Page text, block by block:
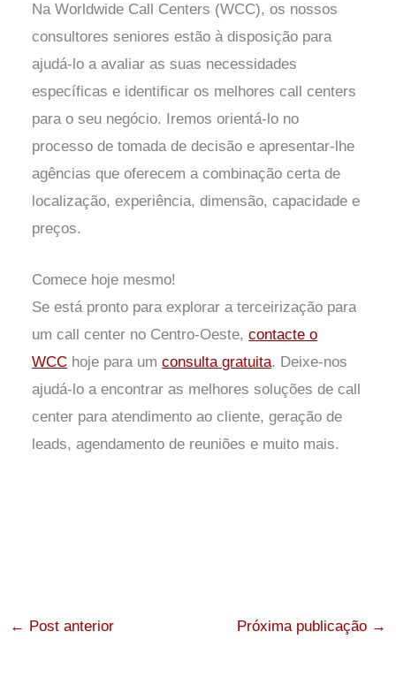
Na Worldwide Call Centers (WCC), os nossos
consultores seniores estão à disposição para
ajudá-lo a avaliar as suas necessidades
específicas e identificar os melhores call centers
para o seu negócio. Iremos orientá-lo no
processo de tomada de decisão e apresentar-lhe
agências que oferecem a combinação certa de
localização, experiência, dimensão, capacidade e
preços.
Comece hoje mesmo!
Se está pronto para explorar a terceirização para
um call center no Centro-Oeste,contacte o
WCC hoje para umconsulta gratuita. Deixe-nos
ajudá-lo a encontrar as melhores soluções de call
center para atendimento ao cliente, geração de
leads, agendamento de reuniões e muito mais.
← Post anterior Próxima publicação →